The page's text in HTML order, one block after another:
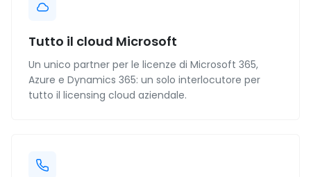
Tutto il cloud Microsoft
Un unico partner per le licenze di Microsoft 365,
Azure e Dynamics 365: un solo interlocutore per
tutto il licensing cloud aziendale.